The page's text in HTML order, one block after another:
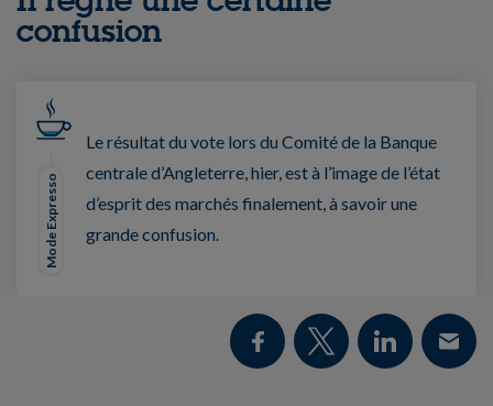
confusion
Mode Expresso
Le résultat du vote lors du Comité de la Banque
centrale d’Angleterre, hier, est à l’image de l’état
d’esprit des marchés finalement, à savoir une
grande confusion.